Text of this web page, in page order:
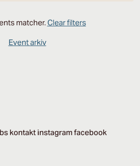
matcher.Clear filters
Event arkiv
kontakt instagram facebook